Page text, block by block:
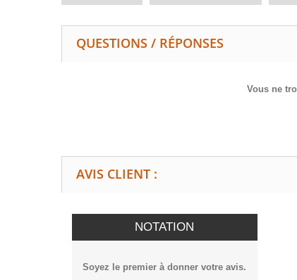
QUESTIONS / RÉPONSES
Vous ne
AVIS CLIENT :
NOTATION
Soyez le premier à donner votre avis.